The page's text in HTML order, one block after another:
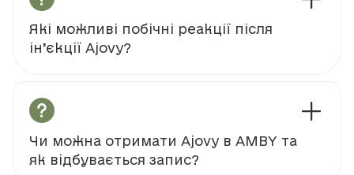
Які можливі побічні реакції після
ін’єкції Ajovy?
Чи можна отримати Ajovy в AMBY та
як відбувається запис?